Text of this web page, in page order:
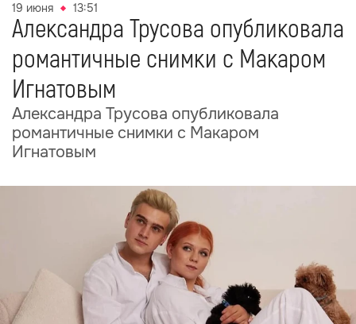
19 июня 13:51
Александра Трусова опубликовала
романтичные снимки с Макаром
Игнатовым
Александра Трусова опубликовала
романтичные снимки с Макаром
Игнатовым